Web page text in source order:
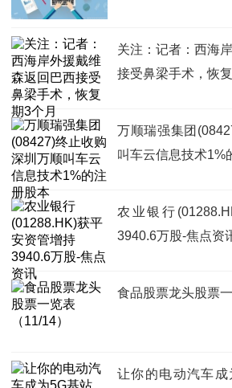
关注：记者：西海
接受鼻梁手术，恢
万顺瑞强集团
叫车云信息技术1%
农业银行
3940.6万股-焦点资
食品股票龙头股票
让你的电动汽车成